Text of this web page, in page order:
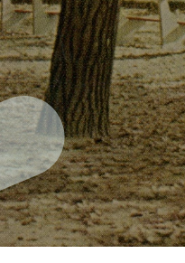
Twitter
EN